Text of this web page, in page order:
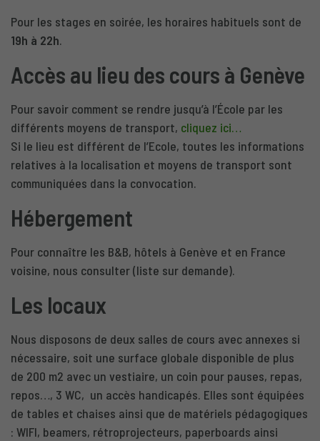
Pour les stages en soirée, les horaires habituels sont de
19h à 22h.
Accès au lieu des cours à Genève
Pour savoir comment se rendre jusqu’à l’École par les
différents moyens de transport, cliquez ici…
Si le lieu est différent de l’Ecole, toutes les informations
relatives à la localisation et moyens de transport sont
communiquées dans la convocation.
Hébergement
Pour connaître les B&B, hôtels à Genève et en France
voisine, nous consulter (liste sur demande).
Les locaux
Nous disposons de deux salles de cours avec annexes si
nécessaire, soit une surface globale disponible de plus
de 200 m2 avec un vestiaire, un coin pour pauses, repas,
repos…, 3 WC, un accès handicapés. Elles sont équipées
de tables et chaises ainsi que de matériels pédagogiques
: WIFI, beamers, rétroprojecteurs, paperboards ainsi